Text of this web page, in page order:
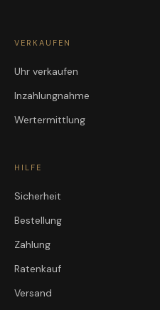
VERKAUFEN
Uhr verkaufen
Inzahlungnahme
Wertermittlung
HILFE
Sicherheit
Bestellung
Zahlung
Ratenkauf
Versand